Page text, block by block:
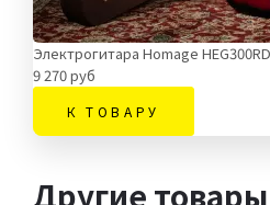
Электрогитара Homage
9 270 руб
К ТОВАРУ
Другие